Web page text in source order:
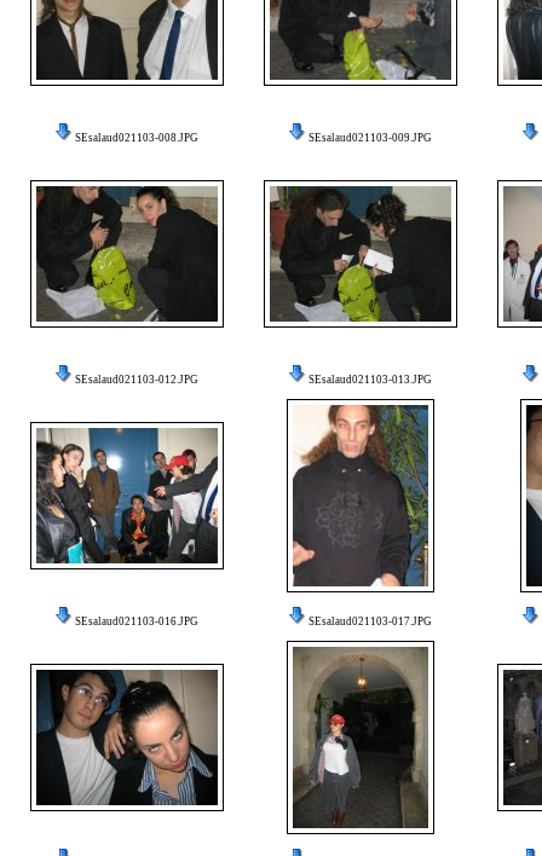
SEsalaud021103-008.JPG SEsalaud021103-009.JPG
SEsalaud021103-012.JPG SEsalaud021103-013.JPG
SEsalaud021103-016.JPG SEsalaud021103-017.JPG